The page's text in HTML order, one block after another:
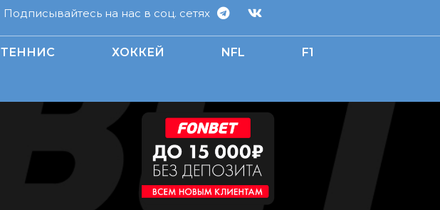
Подписывайтесь на нас в соц. сетях
ТЕННИС ХОККЕЙ NFL F1